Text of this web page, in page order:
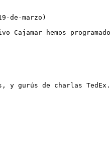
de-marzo)
Cajamar hemos
y gurús de charlas TedEx.